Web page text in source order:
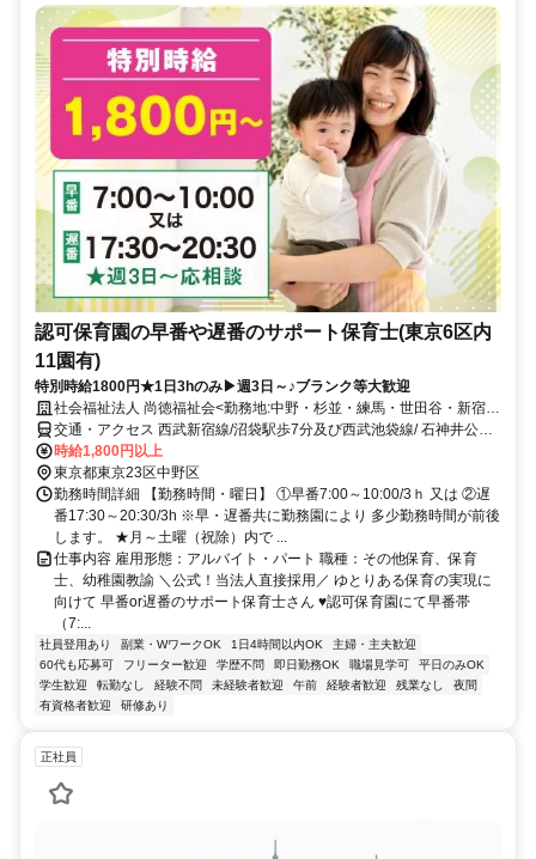
認可保育園の早番や遅番のサポート保育士(東京6区内
11園有)
特別時給1800円★1日3hのみ▶週3日～♪ブランク等大歓迎
社会福祉法人 尚徳福祉会<勤務地:中野・杉並・練馬・世田谷・新宿・
千代田区内/認可保育園>
交通・アクセス 西武新宿線/沼袋駅歩7分及び西武池袋線/ 石神井公園
駅歩7分・他、中野区・杉並区・練馬区・世田谷区・新宿区・千代田
区内に計11園あり
時給1,800円以上
東京都東京23区中野区
勤務時間詳細 【勤務時間・曜日】 ①早番7:00～10:00/3ｈ 又は ②遅
番17:30～20:30/3h ※早・遅番共に勤務園により 多少勤務時間が前後
します。 ★月～土曜（祝除）内で ...
仕事内容 雇用形態：アルバイト・パート 職種：その他保育、保育
士、幼稚園教諭 ＼公式！当法人直接採用／ ゆとりある保育の実現に
向けて 早番or遅番のサポート保育士さん ♥認可保育園にて早番帯
（7:...
社員登用あり 副業・WワークOK 1日4時間以内OK
主婦・主夫歓迎
60代も応募可
フリーター歓迎 学歴不問 即日勤務OK 職場見学可
平日のみOK
学生歓迎
転勤なし 経験不問 未経験者歓迎 午前 経験者歓迎 残業なし
夜間
有資格者歓迎
研修あり
正社員